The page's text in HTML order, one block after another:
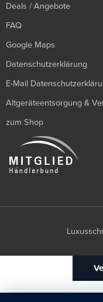
Deals / Angebote
FAQ
Google Maps
Datenschutzerklärung
E-Mail
Altgeräteentsorgung &
zum Shop